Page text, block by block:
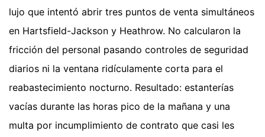
lujo que intentó abrir tres puntos de venta simultáneos
en Hartsfield-Jackson y Heathrow. No calcularon la
fricción del personal pasando controles de seguridad
diarios ni la ventana ridículamente corta para el
reabastecimiento nocturno. Resultado: estanterías
vacías durante las horas pico de la mañana y una
multa por incumplimiento de contrato que casi les